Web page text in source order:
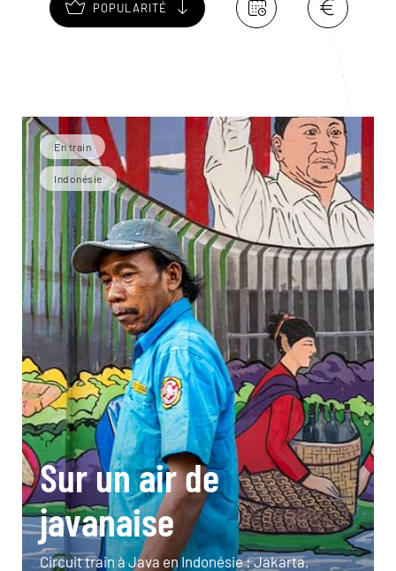
POPULARITÉ
En train
Indonésie
Sur un air de
javanaise
Circuit train à Java en Indonésie : Jakarta,